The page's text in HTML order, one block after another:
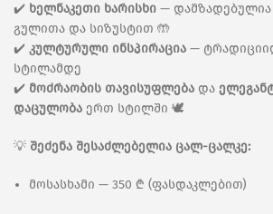
✔️ ხელნაკეთი ხარისხი —
გულითა და სიზუსტით 🤲
✔️ კულტურული ინსპირაცია —
სტილამდე
✔️ მოძრაობის თავისუფლება და
დაცულობა ერთ სტილში 🕊️
💡 შეძენა შესაძლებელია ცალ-ცალკე:
მოსასხამი — 350 ₾ (ფასდაკლებით)